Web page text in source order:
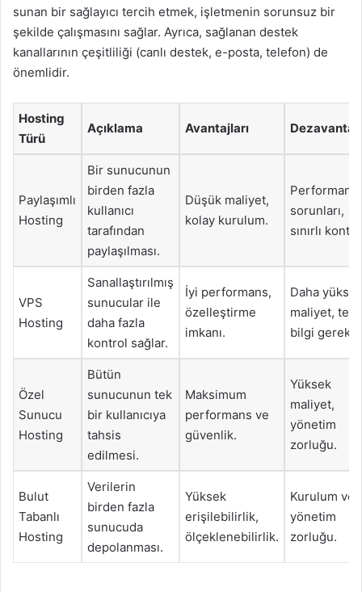
sunan bir sağlayıcı tercih etmek, işletmenin sorunsuz bir
şekilde çalışmasını sağlar. Ayrıca, sağlanan destek
kanallarının çeşitliliği (canlı destek, e-posta, telefon) de
önemlidir.
Hosting
Türü
Açıklama Avantajları
Paylaşımlı
Hosting
Bir sunucunun
birden fazla
kullanıcı
tarafından
paylaşılması.
Düşük maliyet,
kolay kurulum.
Performans
sorunları,
sınırlı
VPS
Hosting
Sanallaştırılmış
sunucular ile
daha fazla
kontrol sağlar.
İyi performans,
özelleştirme
imkanı.
Daha yüksek
maliyet,
bilgi
Özel
Sunucu
Hosting
Bütün
sunucunun tek
bir kullanıcıya
tahsis
edilmesi.
Maksimum
performans ve
güvenlik.
Yüksek
maliyet,
yönetim
zorluğu.
Bulut
Tabanlı
Hosting
Verilerin
birden fazla
sunucuda
depolanması.
Yüksek
erişilebilirlik,
ölçeklenebilirlik.
Kurulum ve
yönetim
zorluğu.